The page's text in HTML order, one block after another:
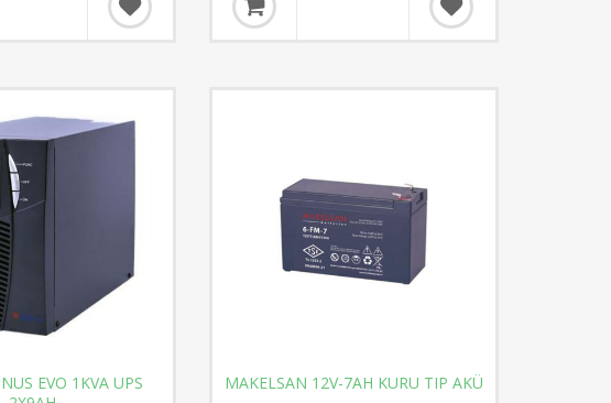
EVO 1KVA UPS
MAKELSAN 12V-7AH KURU TIP AKÜ